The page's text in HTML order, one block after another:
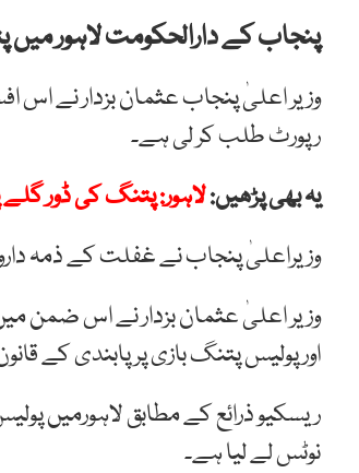
پنجاب کے دارالحکومت لاہور
وزیر اعلیٰ پنجاب عثمان بزدار نے اس
رپورٹ طلب کر لی ہے۔
یہ بھی پڑھیں:لاہور: پتنگ کی ڈور
وزیراعلیٰ پنجاب نے غفلت کے ذمہ
وزیر اعلیٰ عثمان بزدار نے اس ضمن
اور پولیس پتنگ بازی پر پابندی کے
ریسکیو ذرائع کے مطابق لاہورمیں
نوٹس لے لیا ہے۔